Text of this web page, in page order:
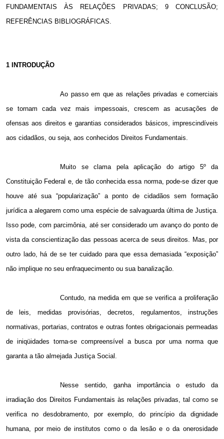
FUNDAMENTAIS ÀS RELAÇÕES PRIVADAS; 9 CONCLUSÃO;
REFERÊNCIAS BIBLIOGRÁFICAS.
1 INTRODUÇÃO
Ao passo em que as relações privadas e comerciais
se tornam cada vez mais impessoais, crescem as acusações de
ofensas aos direitos e garantias considerados básicos, imprescindíveis
aos cidadãos, ou seja, aos conhecidos Direitos Fundamentais.
Muito se clama pela aplicação do artigo 5º da
Constituição Federal e, de tão conhecida essa norma, pode-se dizer que
houve até sua “popularização” a ponto de cidadãos sem formação
jurídica a alegarem como uma espécie de salvaguarda última de Justiça.
Isso pode, com parcimônia, até ser considerado um avanço do ponto de
vista da conscientização das pessoas acerca de seus direitos. Mas, por
outro lado, há de se ter cuidado para que essa demasiada “exposição”
não implique no seu enfraquecimento ou sua banalização.
Contudo, na medida em que se verifica a proliferação
de leis, medidas provisórias, decretos, regulamentos, instruções
normativas, portarias, contratos e outras fontes obrigacionais permeadas
de iniqüidades torna-se compreensível a busca por uma norma que
garanta a tão almejada Justiça Social.
Nesse sentido, ganha importância o estudo da
irradiação dos Direitos Fundamentais às relações privadas, tal como se
verifica no desdobramento, por exemplo, do princípio da dignidade
humana, por meio de institutos como o da lesão e o da onerosidade